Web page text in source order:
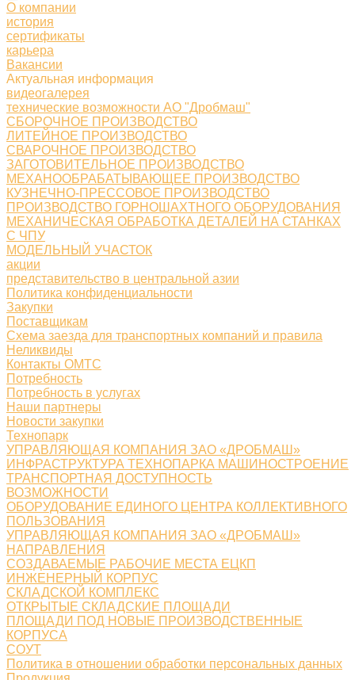
О компании
история
сертификаты
карьера
Вакансии
Актуальная информация
видеогалерея
технические возможности АО "Дробмаш"
СБОРОЧНОЕ ПРОИЗВОДСТВО
ЛИТЕЙНОЕ ПРОИЗВОДСТВО
СВАРОЧНОЕ ПРОИЗВОДСТВО
ЗАГОТОВИТЕЛЬНОЕ ПРОИЗВОДСТВО
МЕХАНООБРАБАТЫВАЮЩЕЕ ПРОИЗВОДСТВО
КУЗНЕЧНО-ПРЕССОВОЕ ПРОИЗВОДСТВО
ПРОИЗВОДСТВО ГОРНОШАХТНОГО ОБОРУДОВАНИЯ
МЕХАНИЧЕСКАЯ ОБРАБОТКА ДЕТАЛЕЙ НА СТАНКАХ
С ЧПУ
МОДЕЛЬНЫЙ УЧАСТОК
акции
представительство в центральной азии
Политика конфиденциальности
Закупки
Поставщикам
Схема заезда для транспортных компаний и правила
Неликвиды
Контакты ОМТС
Потребность
Потребность в услугах
Наши партнеры
Новости закупки
Технопарк
УПРАВЛЯЮЩАЯ КОМПАНИЯ ЗАО «ДРОБМАШ»
ИНФРАСТРУКТУРА ТЕХНОПАРКА МАШИНОСТРОЕНИЕ
ТРАНСПОРТНАЯ ДОСТУПНОСТЬ
ВОЗМОЖНОСТИ
ОБОРУДОВАНИЕ ЕДИНОГО ЦЕНТРА КОЛЛЕКТИВНОГО
ПОЛЬЗОВАНИЯ
УПРАВЛЯЮЩАЯ КОМПАНИЯ ЗАО «ДРОБМАШ»
НАПРАВЛЕНИЯ
СОЗДАВАЕМЫЕ РАБОЧИЕ МЕСТА ЕЦКП
ИНЖЕНЕРНЫЙ КОРПУС
СКЛАДСКОЙ КОМПЛЕКС
ОТКРЫТЫЕ СКЛАДСКИЕ ПЛОЩАДИ
ПЛОЩАДИ ПОД НОВЫЕ ПРОИЗВОДСТВЕННЫЕ
КОРПУСА
СОУТ
Политика в отношении обработки персональных данных